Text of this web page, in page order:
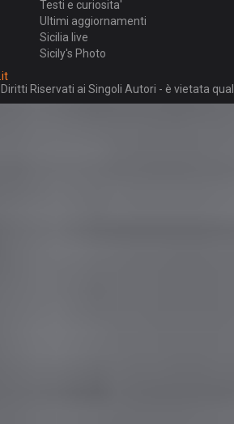
Testi e curiosita'
Ultimi aggiornamenti
Sicilia live
Sicily's Photo
Riservati ai Singoli Autori - è vietata